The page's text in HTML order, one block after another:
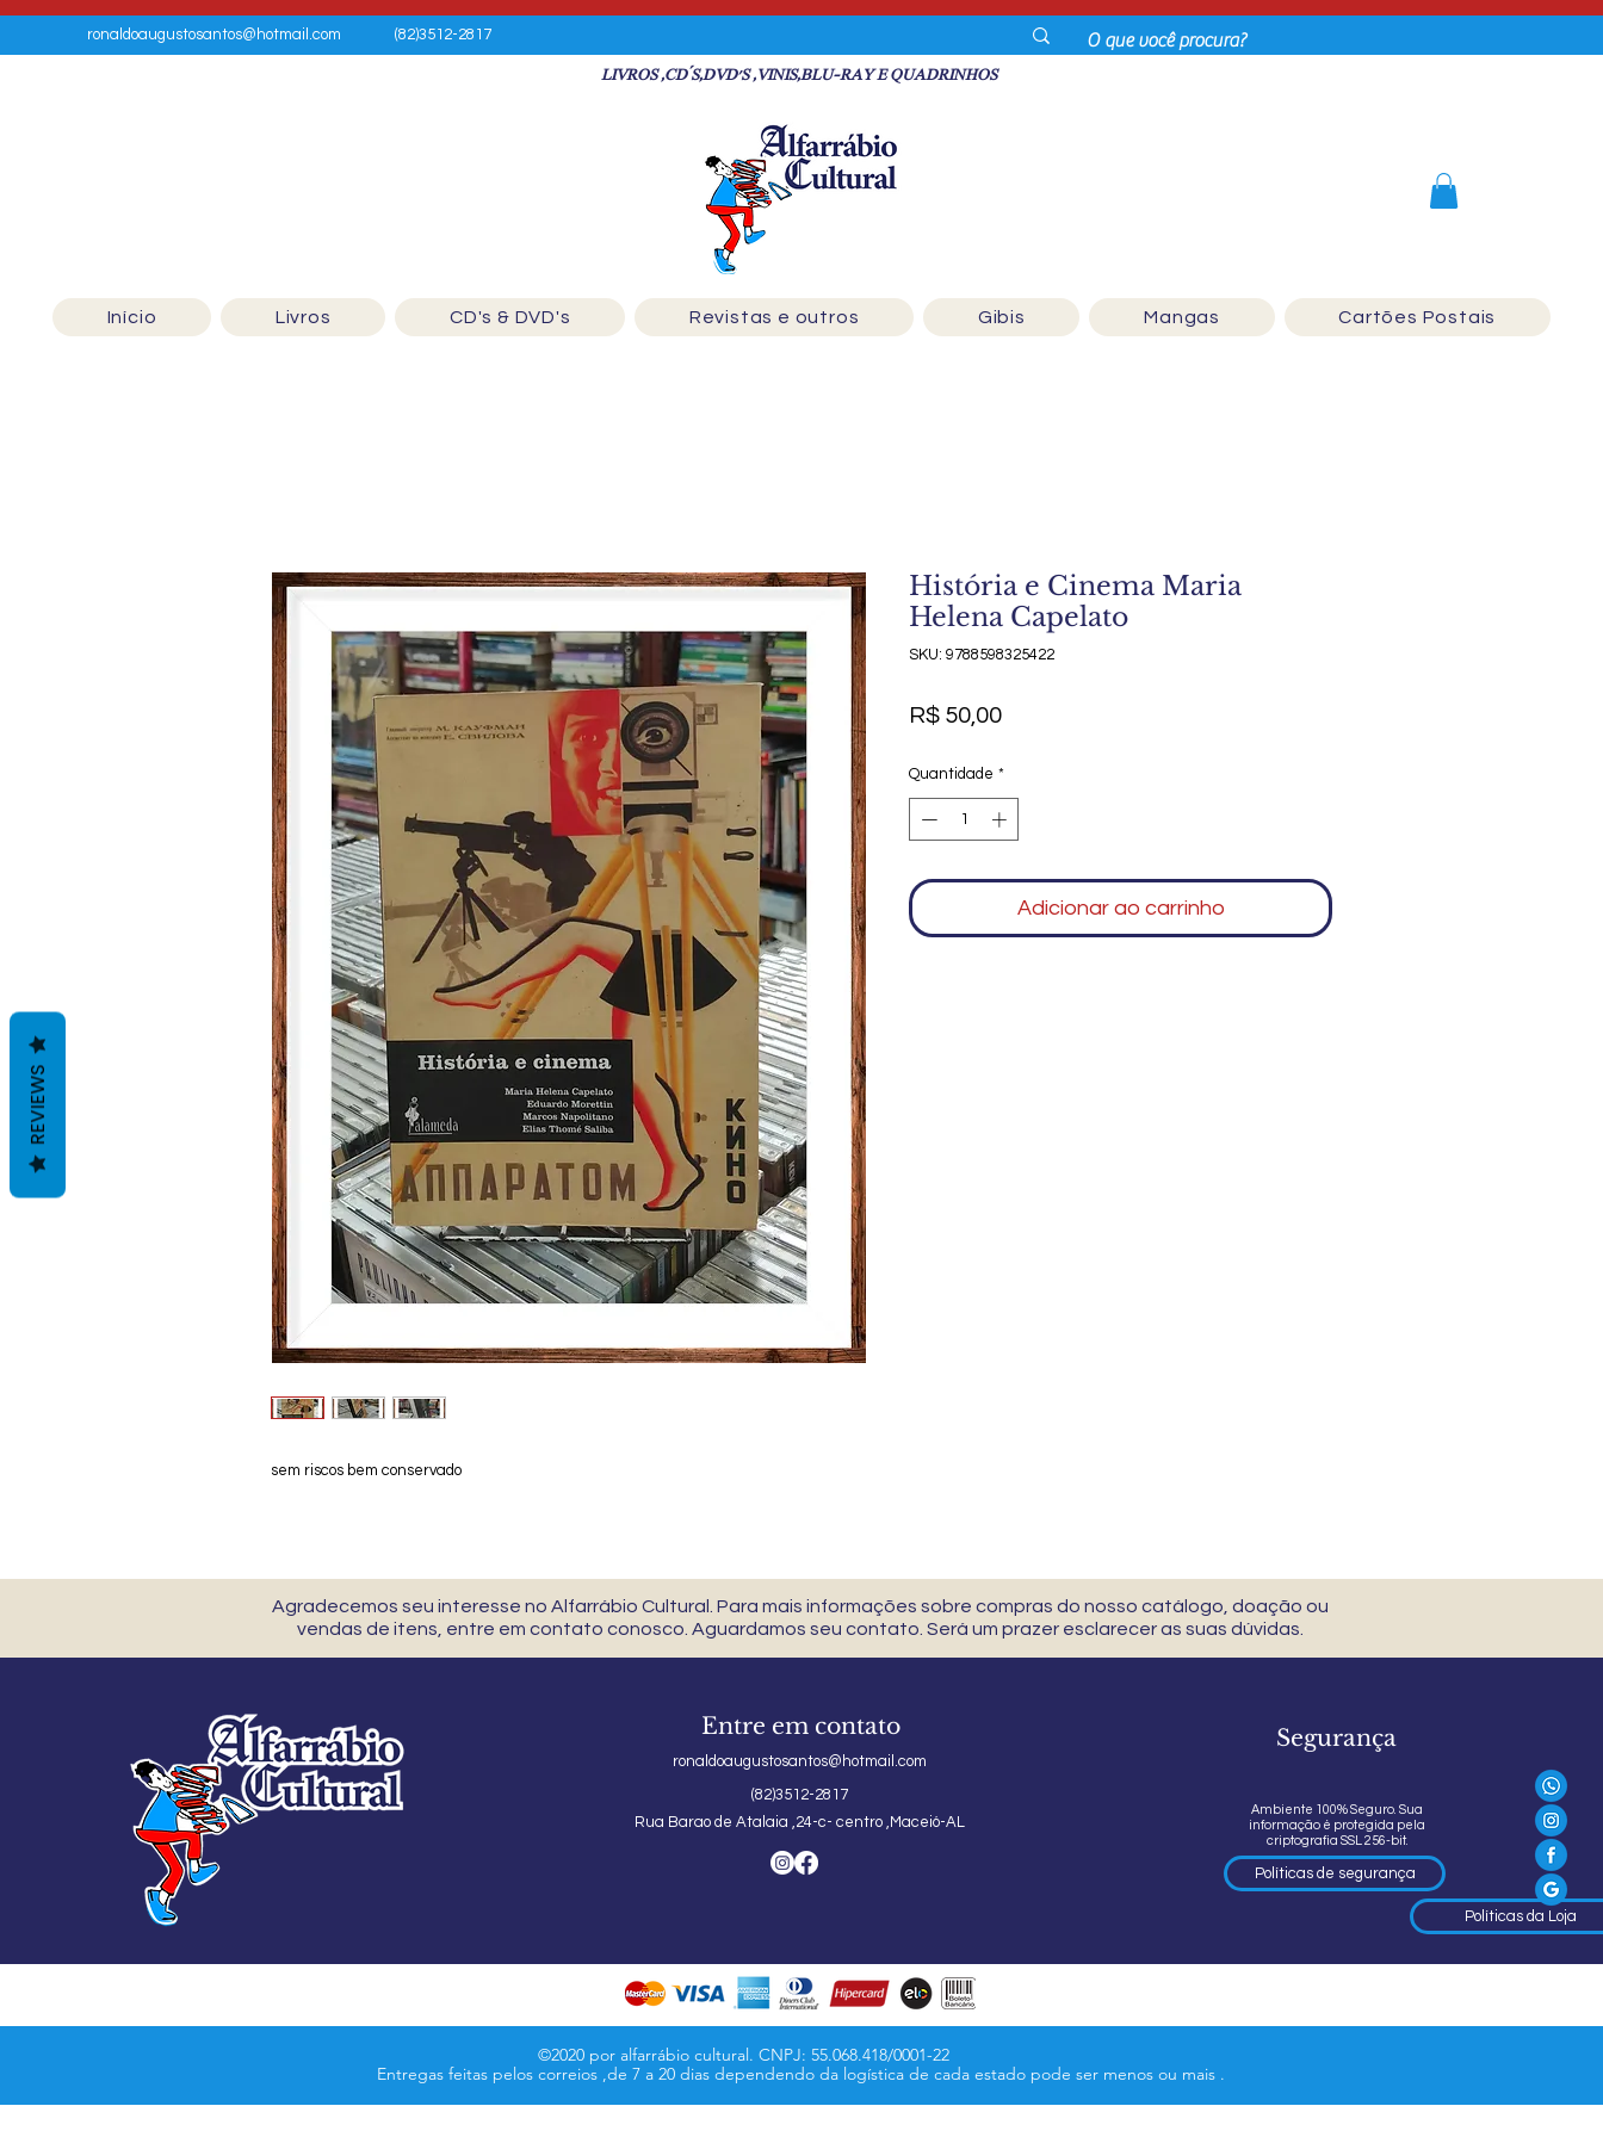
ronaldoaugustosantos@hotmail.com (82)3512-2817
LIVROS ,CD´S,DVD'S ,VINIS,BLU-RAY E QUADRINHOS
Início Livros CD's & DVD's Revistas e outros Gibis Mangas Cartões Postais
sem riscos bem conservado
História e Cinema Maria
Helena Capelato
SKU: 9788598325422
R$ 50,00Preço
Quantidade *
Adicionar ao carrinho
Agradecemos seu interesse no Alfarrábio Cultural. Para mais informações sobre compras do nosso catálogo, doação ou
vendas de itens, entre em contato conosco. Aguardamos seu contato. Será um prazer esclarecer as suas dúvidas.
Entre em contato
ronaldoaugustosantos@hotmail.com
(82)3512-2817
Rua Barao de Atalaia ,24-c- centro ,Maceió-AL
Segurança
Ambiente 100% Seguro. Sua
informação é protegida pela
criptografia SSL 256-bit.
Políticas de segurança
Políticas da Loja
©2020 por alfarrábio cultural. CNPJ: 55.068.418/0001-22
Entregas feitas pelos correios ,de 7 a 20 dias dependendo da logística de cada estado pode ser menos ou mais .
REVIEWS